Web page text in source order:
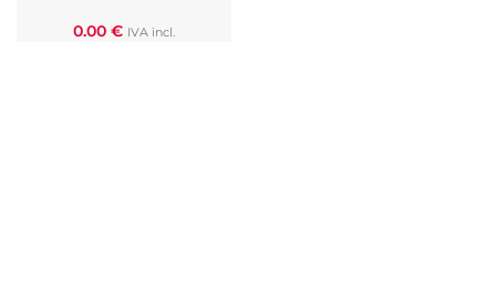
0.00 € IVA incl.